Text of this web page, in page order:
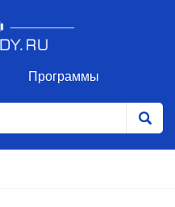
Программы